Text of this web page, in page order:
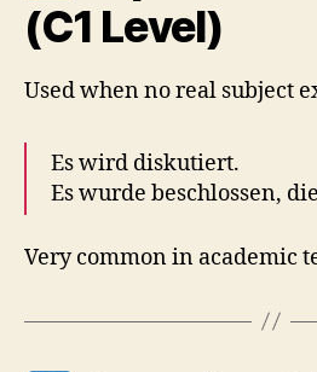
(C1 Level)
Used when no real subject
Es wird diskutiert.
Es wurde beschlossen,
Very common in academic